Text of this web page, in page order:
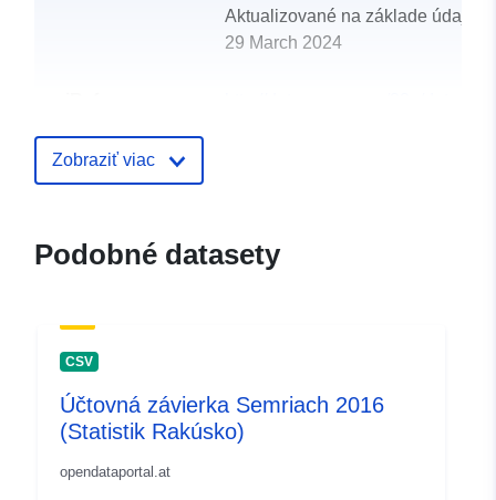
Aktualizované na základe
29 March 2024
Zobraziť viac
Podobné datasety
CSV
Účtovná závierka Semriach 2016
(Statistik Rakúsko)
opendataportal.at